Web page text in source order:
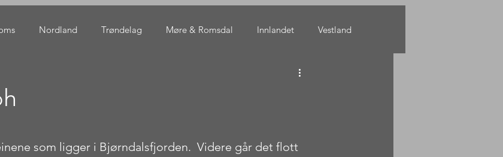
Nordland Trøndelag Møre & Romsdal Innlandet Vestland
som ligger i Bjørndalsfjorden.  Videre går det flott